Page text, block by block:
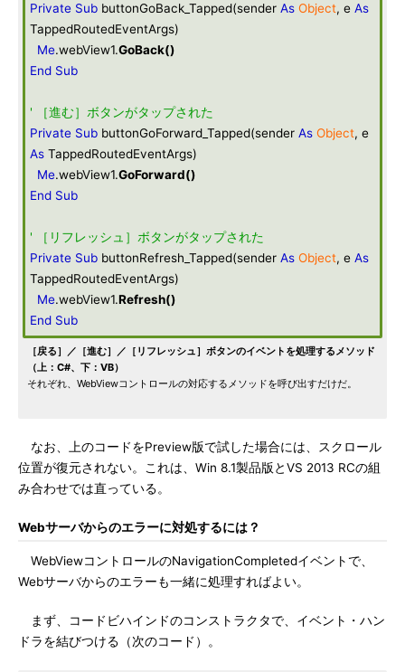
Private Sub buttonGoBack_Tapped(sender As Object, e As
TappedRoutedEventArgs)
Me.webView1.GoBack()
End Sub
' ［進む］ボタンがタップされた
Private Sub buttonGoForward_Tapped(sender As Object, e
As TappedRoutedEventArgs)
Me.webView1.GoForward()
End Sub
' ［リフレッシュ］ボタンがタップされた
Private Sub buttonRefresh_Tapped(sender As Object, e As
TappedRoutedEventArgs)
Me.webView1.Refresh()
End Sub
［戻る］／［進む］／［リフレッシュ］ボタンのイベントを処理するメソッド
（上：C#、下：VB）
それぞれ、WebViewコントロールの対応するメソッドを呼び出すだけだ。
なお、上のコードをPreview版で試した場合には、スクロール
位置が復元されない。これは、Win 8.1製品版とVS 2013 RCの組
み合わせでは直っている。
Webサーバからのエラーに対処するには？
WebViewコントロールのNavigationCompletedイベントで、
Webサーバからのエラーも一緒に処理すればよい。
まず、コードビハインドのコンストラクタで、イベント・ハン
ドラを結びつける（次のコード）。